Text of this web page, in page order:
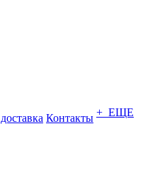
Контакты + ЕЩЕ